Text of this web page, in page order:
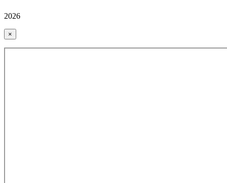
2026
×